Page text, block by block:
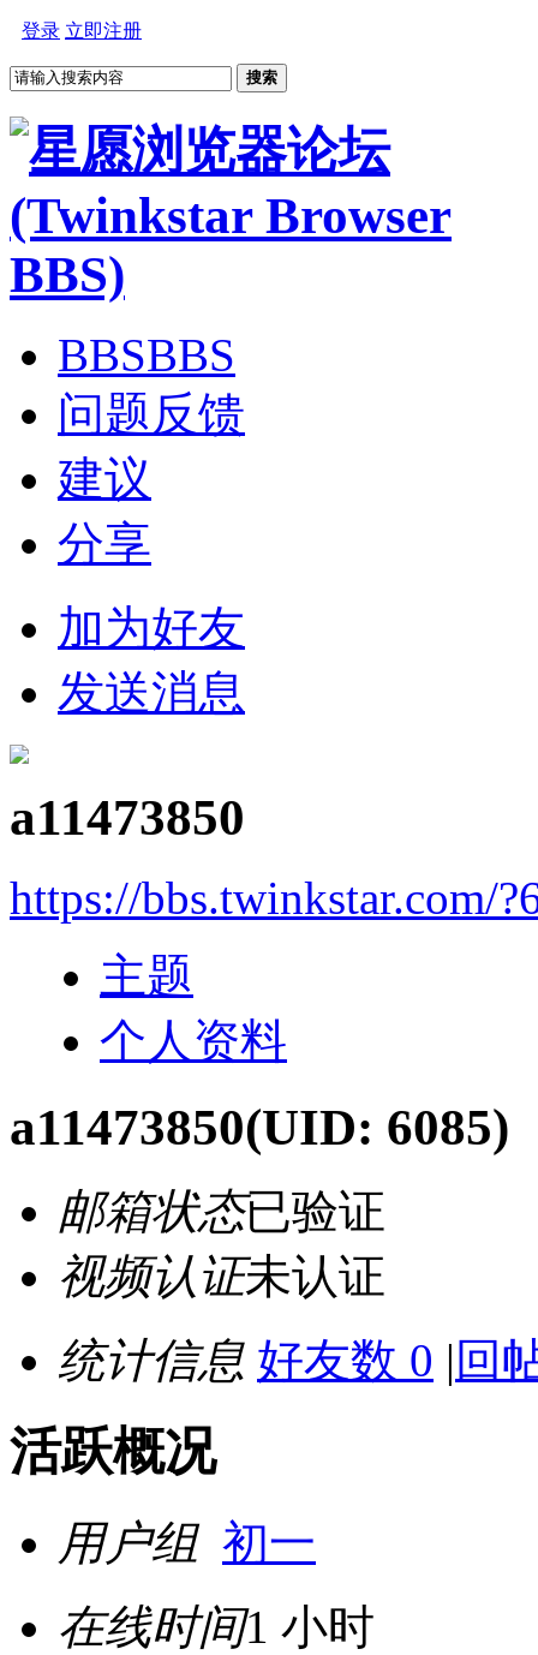
登录 立即注册
搜索
BBSBBS
问题反馈
建议
分享
加为好友
发送消息
a11473850
https://bbs.twinkstar.com/
主题
个人资料
a11473850(UID: 6085)
邮箱状态已验证
视频认证未认证
统计信息 好友数 0 | 回
活跃概况
用户组 初一
在线时间1 小时